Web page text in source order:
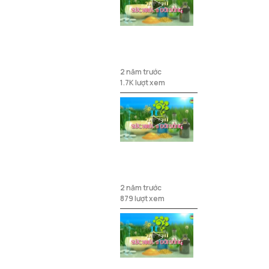
2 năm trước
1.7K lượt xem
có con bị bại
não
2 năm trước
879 lượt xem